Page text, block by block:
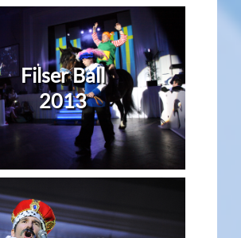
Filser Ball
2013